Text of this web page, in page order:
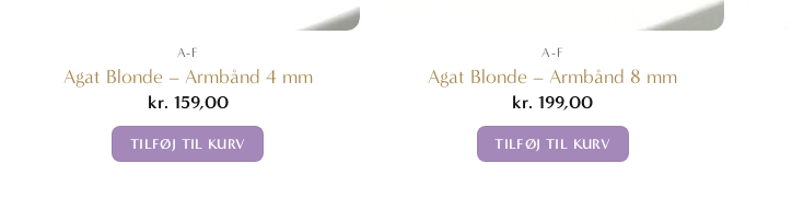
A-F
Agat Blonde – Armbånd 4 mm
kr. 159,00
TILFØJ TIL KURV
A-F
Agat Blonde – Armbånd 8 mm
kr. 199,00
TILFØJ TIL KURV